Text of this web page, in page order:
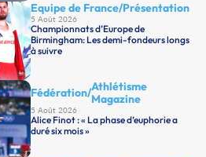
Equipe de France/Présentation
5 Août 2026
Championnats d’Europe de
Birmingham: Les demi-fondeurs longs
à suivre
Fédération/Athlétisme
Magazine
5 Août 2026
Alice Finot : « La phase d’euphorie a
duré six mois »